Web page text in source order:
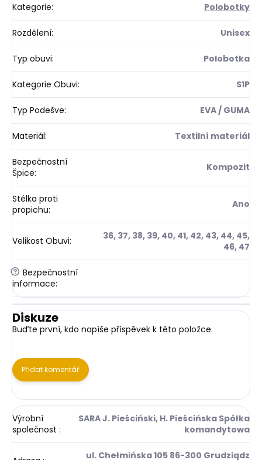
Kategorie: Polobotky
Rozdělení: Unisex
Typ obuvi: Polobotka
Kategorie Obuvi: S1P
Typ Podešve: EVA / GUMA
Materiál: Textilní materiál
Bezpečnostní
Špice: Kompozit
Stélka proti
propichu: Ano
Velikost Obuvi:
36, 37, 38, 39, 40, 41, 42, 43, 44, 45,
46, 47
? Bezpečnostní
informace:
Diskuze
Buďte první, kdo napíše příspěvek k této položce.
Přidat komentář
Výrobní
společnost :
SARA J. Pieściński, H. Pieścińska Spółka
komandytowa
ul. Chełmińska 105 86-300 Grudziądz